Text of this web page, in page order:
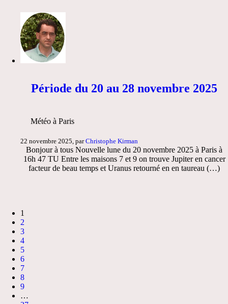
Période du 20 au 28 novembre 2025
Météo à Paris
22 novembre 2025, parChristophe Kirman
Bonjour à tous Nouvelle lune du 20 novembre 2025 à Paris à
16h 47 TU Entre les maisons 7 et 9 on trouve Jupiter en cancer
facteur de beau temps et Uranus retourné en en taureau (…)
1
2
3
4
5
6
7
8
9
…